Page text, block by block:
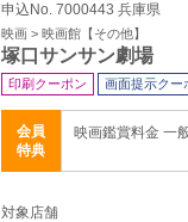
申込No. 7000443 兵庫県
映画 > 映画館【その他】
塚口サンサン劇場
印刷クーポン 画面提示クー
会員
特典
映画鑑賞料金 一
対象店舗